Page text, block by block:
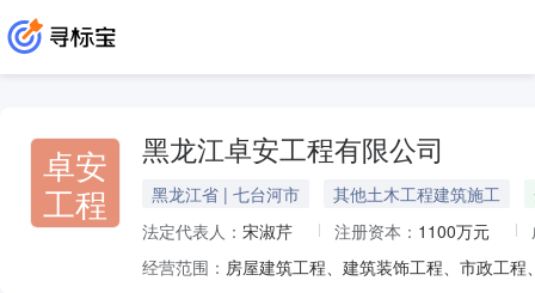
卓安
工程
黑龙江卓安工程有限公司
黑龙江省 | 七台河市 其他土木工程建筑施工
法定代表人： 宋淑芹 注册资本： 1100万元
经营范围：